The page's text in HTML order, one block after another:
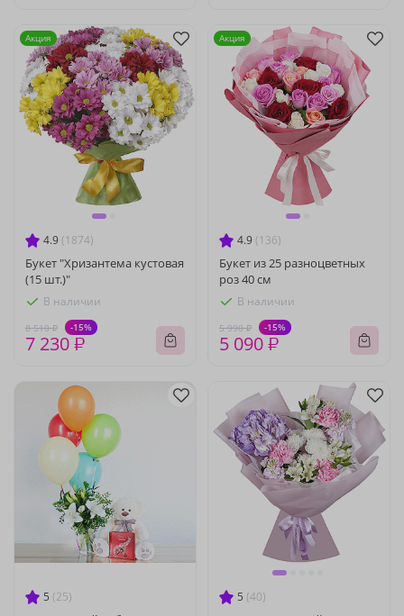
4.9 (1874)
Букет "Хризантема кустовая
(15 шт.)"
В наличии
8 510 ₽ -15%
7 230 ₽
Акция
4.9 (136)
Букет из 25 разноцветных
роз 40 см
В наличии
5 990 ₽ -15%
5 090 ₽
Акция
5 (25) 5 (40)